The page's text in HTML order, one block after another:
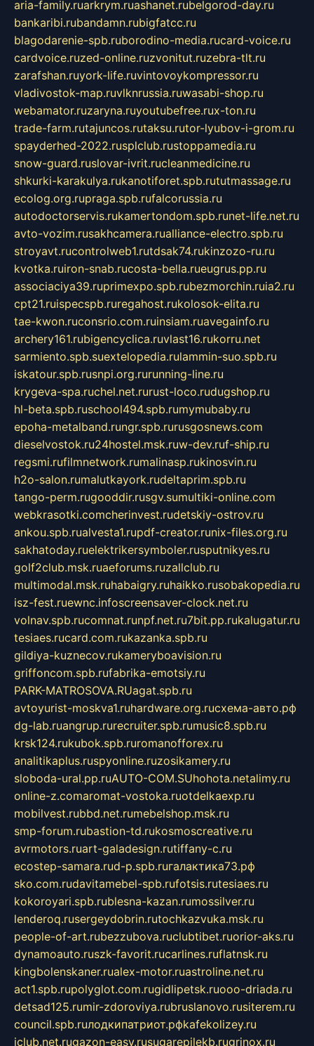
aria-family.ruarkrym.ruashanet.rubelgorod-day.ru
bankaribi.rubandamn.rubigfatcc.ru
blagodarenie-spb.ruborodino-media.rucard-voice.ru
cardvoice.ruzed-online.ruzvonitut.ruzebra-tlt.ru
zarafshan.ruyork-life.ruvintovoykompressor.ru
vladivostok-map.ruvlknrussia.ruwasabi-shop.ru
webamator.ruzaryna.ruyoutubefree.rux-ton.ru
trade-farm.rutajuncos.rutaksu.rutor-lyubov-i-grom.ru
spayderhed-2022.rusplclub.rustoppamedia.ru
snow-guard.ruslovar-ivrit.rucleanmedicine.ru
shkurki-karakulya.rukanotiforet.spb.rututmassage.ru
ecolog.org.rupraga.spb.rufalcorussia.ru
autodoctorservis.rukamertondom.spb.runet-life.net.ru
avto-vozim.rusakhcamera.rualliance-electro.spb.ru
stroyavt.rucontrolweb1.rutdsak74.rukinzozo-ru.ru
kvotka.ruiron-snab.rucosta-bella.rueugrus.pp.ru
associaciya39.ruprimexpo.spb.rubezmorchin.ruia2.ru
cpt21.ruispecspb.ruregahost.rukolosok-elita.ru
tae-kwon.ruconsrio.com.ruinsiam.ruavegainfo.ru
archery161.rubigencyclica.ruvlast16.rukorru.net
sarmiento.spb.suextelopedia.rulammin-suo.spb.ru
iskatour.spb.rusnpi.org.rurunning-line.ru
krygeva-spa.ruchel.net.rurust-loco.rudugshop.ru
hl-beta.spb.ruschool494.spb.rumymubaby.ru
epoha-metalband.rungr.spb.rurusgosnews.com
dieselvostok.ru24hostel.msk.ruw-dev.ruf-ship.ru
regsmi.rufilmnetwork.rumalinasp.rukinosvin.ru
h2o-salon.rumalutkayork.rudeltaprim.spb.ru
tango-perm.rugooddir.rusgv.sumultiki-online.com
webkrasotki.comcherinvest.rudetskiy-ostrov.ru
ankou.spb.rualvesta1.rupdf-creator.runix-files.org.ru
sakhatoday.ruelektrikersymboler.rusputnikyes.ru
golf2club.msk.ruaeforums.ruzallclub.ru
multimodal.msk.ruhabaigry.ruhaikko.rusobakopedia.ru
isz-fest.ruewnc.infoscreensaver-clock.net.ru
volnav.spb.rucomnat.runpf.net.ru7bit.pp.rukalugatur.ru
tesiaes.rucard.com.rukazanka.spb.ru
gildiya-kuznecov.rukameryboavision.ru
griffoncom.spb.rufabrika-emotsiy.ru
PARK-MATROSOVA.RUagat.spb.ru
avtoyurist-moskva1.ruhardware.org.ruсхема-авто.рф
dg-lab.ruangrup.rurecruiter.spb.rumusic8.spb.ru
krsk124.rukubok.spb.ruromanofforex.ru
analitikaplus.ruspyonline.ruzosikamery.ru
sloboda-ural.pp.ruAUTO-COM.SUhohota.netalimy.ru
online-z.comaromat-vostoka.ruotdelkaexp.ru
mobilvest.rubbd.net.rumebelshop.msk.ru
smp-forum.rubastion-td.rukosmoscreative.ru
avrmotors.ruart-galadesign.rutiffany-c.ru
ecostep-samara.rud-p.spb.ruгалактика73.рф
sko.com.rudavitamebel-spb.rufotsis.rutesiaes.ru
kokoroyari.spb.rublesna-kazan.rumossilver.ru
lenderoq.rusergeydobrin.rutochkazvuka.msk.ru
people-of-art.rubezzubova.ruclubtibet.ruorior-aks.ru
dynamoauto.ruszk-favorit.rucarlines.ruflatnsk.ru
kingbolenskaner.rualex-motor.ruastroline.net.ru
act1.spb.rupolyglot.com.rugidlipetsk.ruooo-driada.ru
detsad125.rumir-zdoroviya.rubruslanovo.rusiterem.ru
council.spb.ruлодкипатриот.рфkafekolizey.ru
iclub.net.rugazon-easy.rusugarepilekb.rugrinox.ru